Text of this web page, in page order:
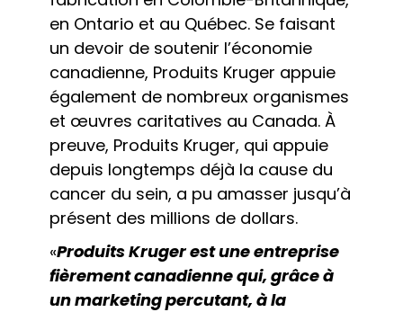
en Ontario et au Québec. Se faisant
un devoir de soutenir l’économie
canadienne, Produits Kruger appuie
également de nombreux organismes
et œuvres caritatives au Canada. À
preuve, Produits Kruger, qui appuie
depuis longtemps déjà la cause du
cancer du sein, a pu amasser jusqu’à
présent des millions de dollars.
«Produits Kruger est une entreprise
fièrement canadienne qui, grâce à
un marketing percutant, à la